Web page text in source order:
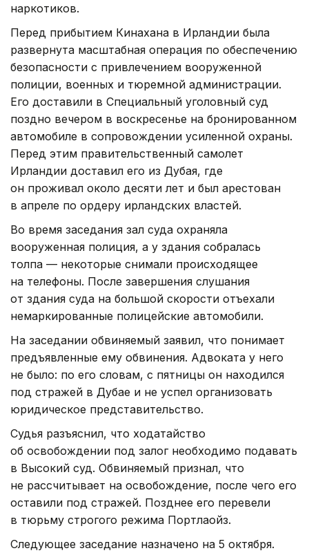
наркотиков.
Перед прибытием Кинахана в Ирландии была
развернута масштабная операция по обеспечению
безопасности с привлечением вооруженной
полиции, военных и тюремной администрации.
Его доставили в Специальный уголовный суд
поздно вечером в воскресенье на бронированном
автомобиле в сопровождении усиленной охраны.
Перед этим правительственный самолет
Ирландии доставил его из Дубая, где
он проживал около десяти лет и был арестован
в апреле по ордеру ирландских властей.
Во время заседания зал суда охраняла
вооруженная полиция, а у здания собралась
толпа — некоторые снимали происходящее
на телефоны. После завершения слушания
от здания суда на большой скорости отъехали
немаркированные полицейские автомобили.
На заседании обвиняемый заявил, что понимает
предъявленные ему обвинения. Адвоката у него
не было: по его словам, с пятницы он находился
под стражей в Дубае и не успел организовать
юридическое представительство.
Судья разъяснил, что ходатайство
об освобождении под залог необходимо подавать
в Высокий суд. Обвиняемый признал, что
не рассчитывает на освобождение, после чего его
оставили под стражей. Позднее его перевели
в тюрьму строгого режима Портлаойз.
Следующее заседание назначено на 5 октября.